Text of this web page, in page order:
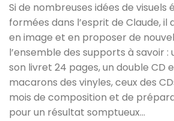
Si de nombreuses idées de visuels
formées dans l’esprit de Claude,
en image et en proposer de
l’ensemble des supports à savoir
son livret 24 pages, un double CD
macarons des vinyles, ceux des
mois de composition et de
pour un résultat somptueux…